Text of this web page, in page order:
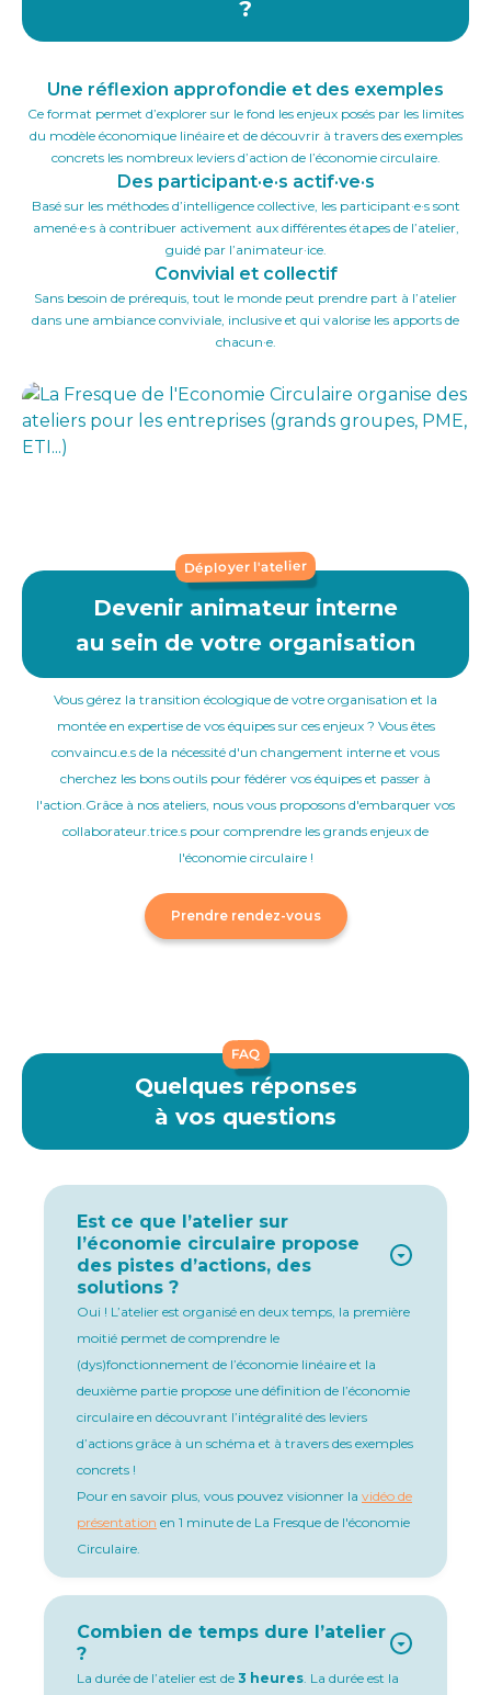
?
Une réflexion approfondie et des exemples
Ce format permet d’explorer sur le fond les enjeux posés par les limites
du modèle économique linéaire et de découvrir à travers des exemples
concrets les nombreux leviers d’action de l’économie circulaire.
Des participant·e·s actif·ve·s
Basé sur les méthodes d’intelligence collective, les participant·e·s sont
amené·e·s à contribuer activement aux différentes étapes de l’atelier,
guidé par l’animateur·ice.
Convivial et collectif
Sans besoin de prérequis, tout le monde peut prendre part à l’atelier
dans une ambiance conviviale, inclusive et qui valorise les apports de
chacun·e.
Déployer l'atelier
Devenir animateur interne
au sein de votre organisation
Vous gérez la transition écologique de votre organisation et la
montée en expertise de vos équipes sur ces enjeux ? Vous êtes
convaincu.e.s de la nécessité d'un changement interne et vous
cherchez les bons outils pour fédérer vos équipes et passer à
l'action.Grâce à nos ateliers, nous vous proposons d'embarquer vos
collaborateur.trice.s pour comprendre les grands enjeux de
l'économie circulaire !
Prendre rendez-vous
Quelques réponses
à vos questions
FAQ
Est ce que l’atelier sur
l’économie circulaire propose
des pistes d’actions, des
solutions ?
Oui ! L’atelier est organisé en deux temps, la première
moitié permet de comprendre le
(dys)fonctionnement de l’économie linéaire et la
deuxième partie propose une définition de l’économie
circulaire en découvrant l’intégralité des leviers
d’actions grâce à un schéma et à travers des exemples
concrets !
Pour en savoir plus, vous pouvez visionner la vidéo de
présentation en 1 minute de La Fresque de l'économie
Circulaire.
Combien de temps dure l’atelier
?
La durée de l’atelier est de 3 heures. La durée est la